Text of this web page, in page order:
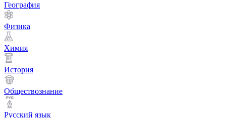
География
Физика
Химия
История
Обществознание
Русский язык